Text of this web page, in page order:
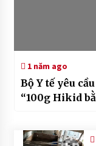
1 năm ago
Bộ Y tế yêu
“100g Hikid